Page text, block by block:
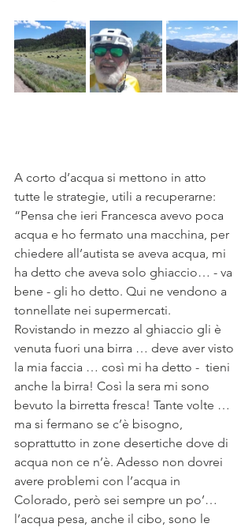
A corto d’acqua si mettono in atto
tutte le strategie, utili a recuperarne:
“Pensa che ieri Francesca avevo poca
acqua e ho fermato una macchina, per
chiedere all’autista se aveva acqua, mi
ha detto che aveva solo ghiaccio… - va
bene - gli ho detto. Qui ne vendono a
tonnellate nei supermercati.
Rovistando in mezzo al ghiaccio gli è
venuta fuori una birra … deve aver visto
la mia faccia … così mi ha detto -  tieni
anche la birra! Così la sera mi sono
bevuto la birretta fresca! Tante volte …
ma si fermano se c’è bisogno,
soprattutto in zone desertiche dove di
acqua non ce n’è. Adesso non dovrei
avere problemi con l’acqua in
Colorado, però sei sempre un po’…
l’acqua pesa, anche il cibo, sono le